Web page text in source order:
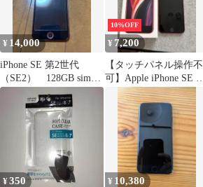
アイフォン 7 8 コスパ
高品質 docomo ソフト
バンク au 楽天モバイル
¥ 14,000
iPhone SE 第2世代
（SE2） 128GB simフ
リー
10%OFF
¥ 7,200
【タッチパネル操作不
可】Apple iPhone SE 第
2世代 レッド 本体
¥350 ¥ 10,380